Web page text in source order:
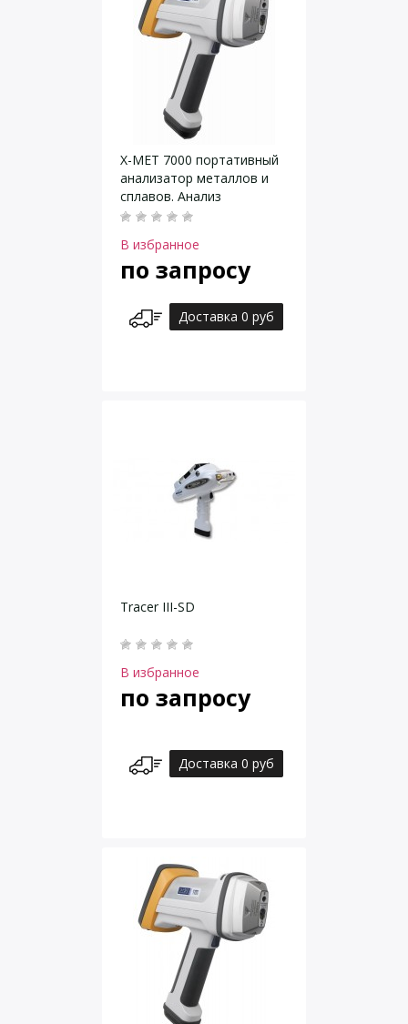
X-MET 7000 портативный
анализатор металлов и
сплавов. Анализ
элементов от Ti
В избранное
по запросу
Доставка 0 руб
Tracer III-SD
В избранное
по запросу
Доставка 0 руб